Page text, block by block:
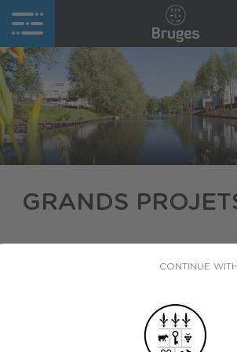
CONTINUE
GRANDS
modernisation de Bruges, la
structurants. En voici les